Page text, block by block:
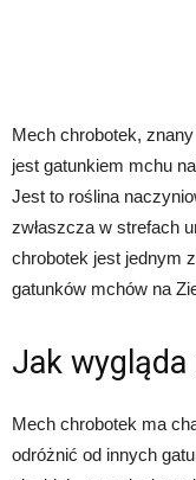
Mech chrobotek,
jest gatunkiem mchu
Jest to roślina
zwłaszcza w strefach
chrobotek jest jednym
gatunków mchów na
Jak
Mech chrobotek ma
odróżnić od innych